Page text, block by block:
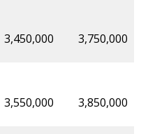
3,450,000 3,750,000
3,550,000 3,850,000